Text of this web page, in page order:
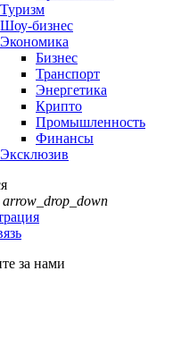
Туризм
Шоу-бизнес
Экономика
Бизнес
Транспорт
Энергетика
Крипто
Промышленность
Финансы
Эксклюзив
arrow_drop_down
за нами